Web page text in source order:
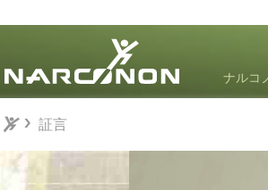
ナルコ
⨯
証言
証言